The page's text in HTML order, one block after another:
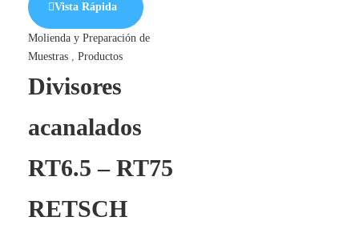
Vista Rápida
Molienda y Preparación de
Muestras, Productos
Divisores
acanalados
RT6.5 – RT75
RETSCH